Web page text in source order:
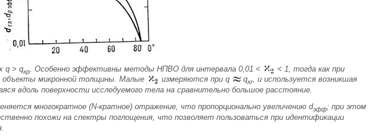
q > qкр . Особенно эффективны методы НПВО для интервала 0,01 <
< 1, тогда как при
объекты микронной толщины. Mалые
измеряются при q qкr, и используется возникшая
вдоль поверхности исследуемого тела на сравнительно большое расстояние.
многократное (N-кратное) отражение, что пропорционально увеличению dэфф; при этом
похожи на спектры поглощения, что позволяет пользоваться при идентификации